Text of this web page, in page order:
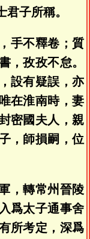
子所稱。
手不釋卷；質
，孜孜不怠。
設有疑誤，亦
在淮南時，妻
密國夫人，親
，師損嗣，位
，轉常州晉陵
爲太子通事舍
所考定，深爲